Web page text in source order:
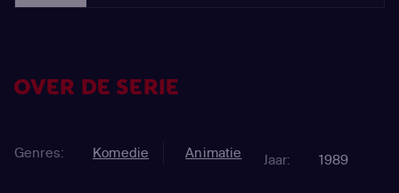
OVER DE SERIE
Genres: Komedie Animatie Jaar: 1989